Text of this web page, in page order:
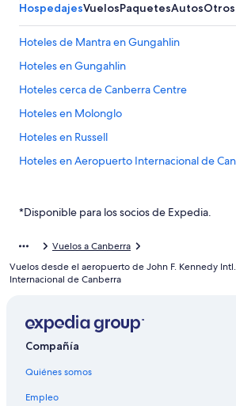
HospedajesVuelosPaquetesAutosOtros
Hoteles de Mantra en Gungahlin
Hoteles en Gungahlin
Hoteles cerca de Canberra Centre
Hoteles en Molonglo
Hoteles en Russell
Hoteles en Aeropuerto Internacional de
Hostales en Canberra
Hoteles con desayuno incluido en Canberra
Hoteles cerca de viñedos en Canberra
Hoteles en Uriarra Village
Hoteles en Kambah
Hoteles en Curtin
Hoteles en Braddon
*Disponible para los socios de Expedia.
Vuelos a Canberra
Vuelos desde el aeropuerto de John F. Kennedy
Internacional de Canberra
Compañía
Quiénes somos
Empleo